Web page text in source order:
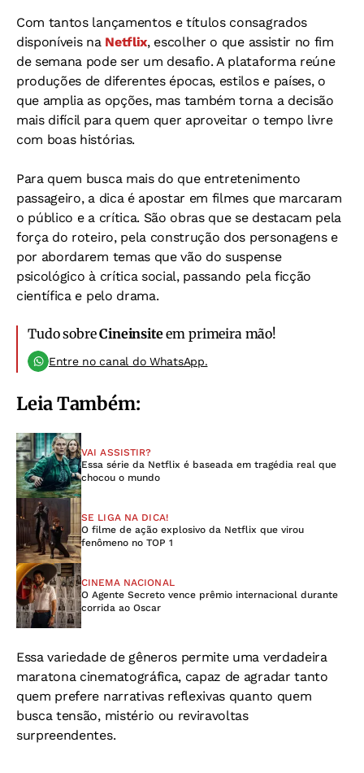
Com tantos lançamentos e títulos consagrados
disponíveis na Netflix, escolher o que assistir no fim
de semana pode ser um desafio. A plataforma reúne
produções de diferentes épocas, estilos e países, o
que amplia as opções, mas também torna a decisão
mais difícil para quem quer aproveitar o tempo livre
com boas histórias.
Para quem busca mais do que entretenimento
passageiro, a dica é apostar em filmes que marcaram
o público e a crítica. São obras que se destacam pela
força do roteiro, pela construção dos personagens e
por abordarem temas que vão do suspense
psicológico à crítica social, passando pela ficção
científica e pelo drama.
Tudo sobreCineinsiteem primeira mão!
Entre no canal do WhatsApp.
Leia Também:
VAI ASSISTIR?
Essa série da Netflix é baseada em tragédia real que
chocou o mundo
SE LIGA NA DICA!
O filme de ação explosivo da Netflix que virou
fenômeno no TOP 1
CINEMA NACIONAL
O Agente Secreto vence prêmio internacional durante
corrida ao Oscar
Essa variedade de gêneros permite uma verdadeira
maratona cinematográfica, capaz de agradar tanto
quem prefere narrativas reflexivas quanto quem
busca tensão, mistério ou reviravoltas
surpreendentes.